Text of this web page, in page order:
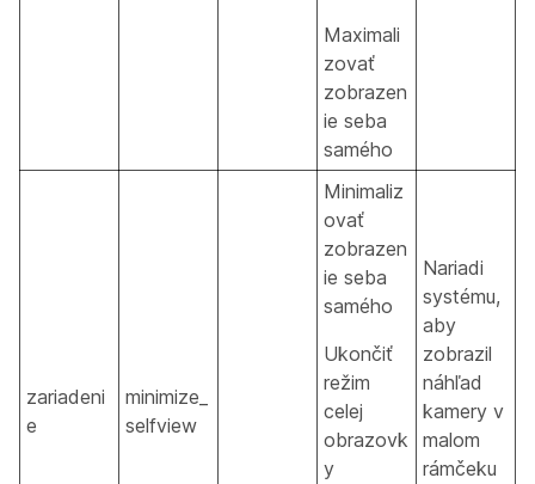
Maximali
zovať
zobrazen
ie seba
samého
zariadeni
e
minimize_
selfview
Minimaliz
ovať
zobrazen
ie seba
samého
Ukončiť
režim
celej
obrazovk
y
Nariadi
systému,
aby
zobrazil
náhľad
kamery v
malom
rámčeku